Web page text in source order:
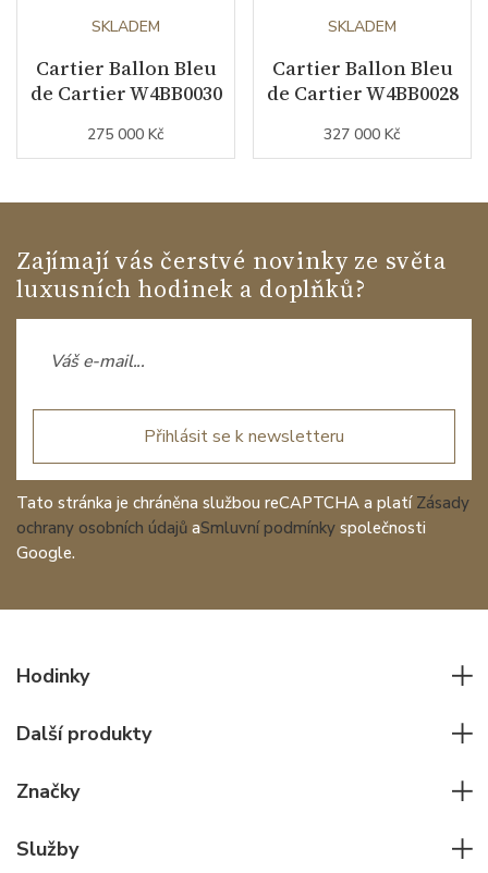
SKLADEM
Cartier Ballon Bleu
de Cartier W4BB0030
275 000 Kč
SKLADEM
Cartier Ballon Bleu
de Cartier W4BB0028
327 000 Kč
Zajímají vás čerstvé novinky ze světa
luxusních hodinek a doplňků?
Přihlásit se k newsletteru
Tato stránka je chráněna službou reCAPTCHA a platí Zásady
ochrany osobních údajů aSmluvní podmínky společnosti
Google.
Hodinky
Dámské hodinky
Pilotní hodinky
Další produkty
Ostatní doplňky
Značky
Služby